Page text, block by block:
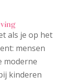
als je op het
mensen
moderne
kinderen